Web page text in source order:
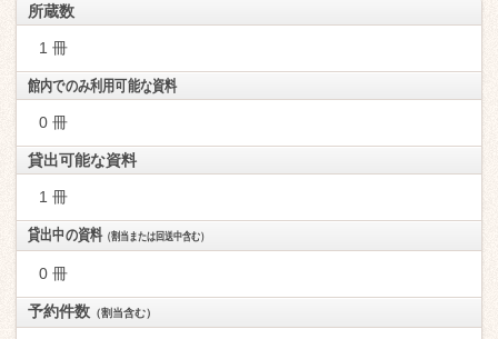
所蔵数
1 冊
館内でのみ利用可能な資料
0 冊
貸出可能な資料
1 冊
貸出中の資料（割当または回送中含む）
0 冊
予約件数 （割当含む）